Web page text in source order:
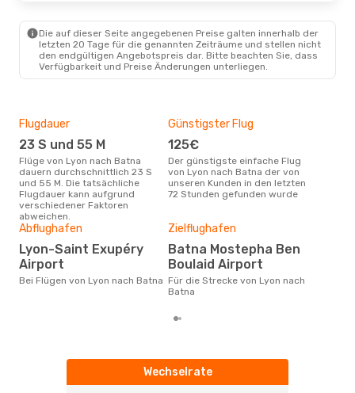
Die auf dieser Seite angegebenen Preise galten innerhalb der
letzten 20 Tage für die genannten Zeiträume und stellen nicht
den endgültigen Angebotspreis dar. Bitte beachten Sie, dass
Verfügbarkeit und Preise Änderungen unterliegen.
Flugdauer
23 S und 55 M
Flüge von Lyon nach Batna
dauern durchschnittlich 23 S
und 55 M. Die tatsächliche
Flugdauer kann aufgrund
verschiedener Faktoren
abweichen.
Günstigster Flug
125€
Der günstigste einfache Flug
von Lyon nach Batna der von
unseren Kunden in den letzten
72 Stunden gefunden wurde
Abflughafen
Lyon-Saint Exupéry
Airport
Bei Flügen von Lyon nach Batna
Zielflughafen
Batna Mostepha Ben
Boulaid Airport
Für die Strecke von Lyon nach
Batna
Wechselrate